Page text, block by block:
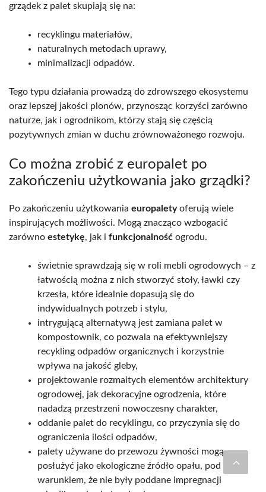
grządek z palet skupiają się na:
recyklingu materiałów,
naturalnych metodach uprawy,
minimalizacji odpadów.
Tego typu działania prowadzą do zdrowszego ekosystemu
oraz lepszej jakości plonów, przynosząc korzyści zarówno
naturze, jak i ogrodnikom, którzy stają się częścią
pozytywnych zmian w duchu zrównoważonego rozwoju.
Co można zrobić z europalet po
zakończeniu użytkowania jako grządki?
Po zakończeniu użytkowania europaletyoferują wiele
inspirujących możliwości. Mogą znacząco wzbogacić
zarówno estetykę, jak i funkcjonalność ogrodu.
świetnie sprawdzają się w roli mebli ogrodowych – z
łatwością można z nich stworzyć stoły, ławki czy
krzesła, które idealnie dopasują się do
indywidualnych potrzeb i stylu,
intrygującą alternatywą jest zamiana palet w
kompostownik, co pozwala na efektywniejszy
recykling odpadów organicznych i korzystnie
wpływa na jakość gleby,
projektowanie rozmaitych elementów architektury
ogrodowej, jak dekoracyjne ogrodzenia, które
nadadzą przestrzeni nowoczesny charakter,
oddanie palet do recyklingu, co przyczynia się do
ograniczenia ilości odpadów,
palety używane do przewozu żywności mogą
posłużyć jako ekologiczne źródło opału, pod
warunkiem, że nie były poddane impregnacji